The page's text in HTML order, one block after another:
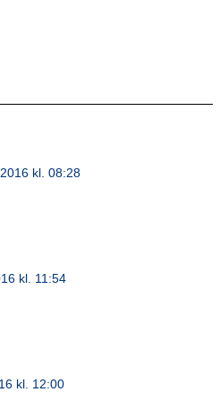
kl. 08:28
kl. 11:54
kl. 12:00